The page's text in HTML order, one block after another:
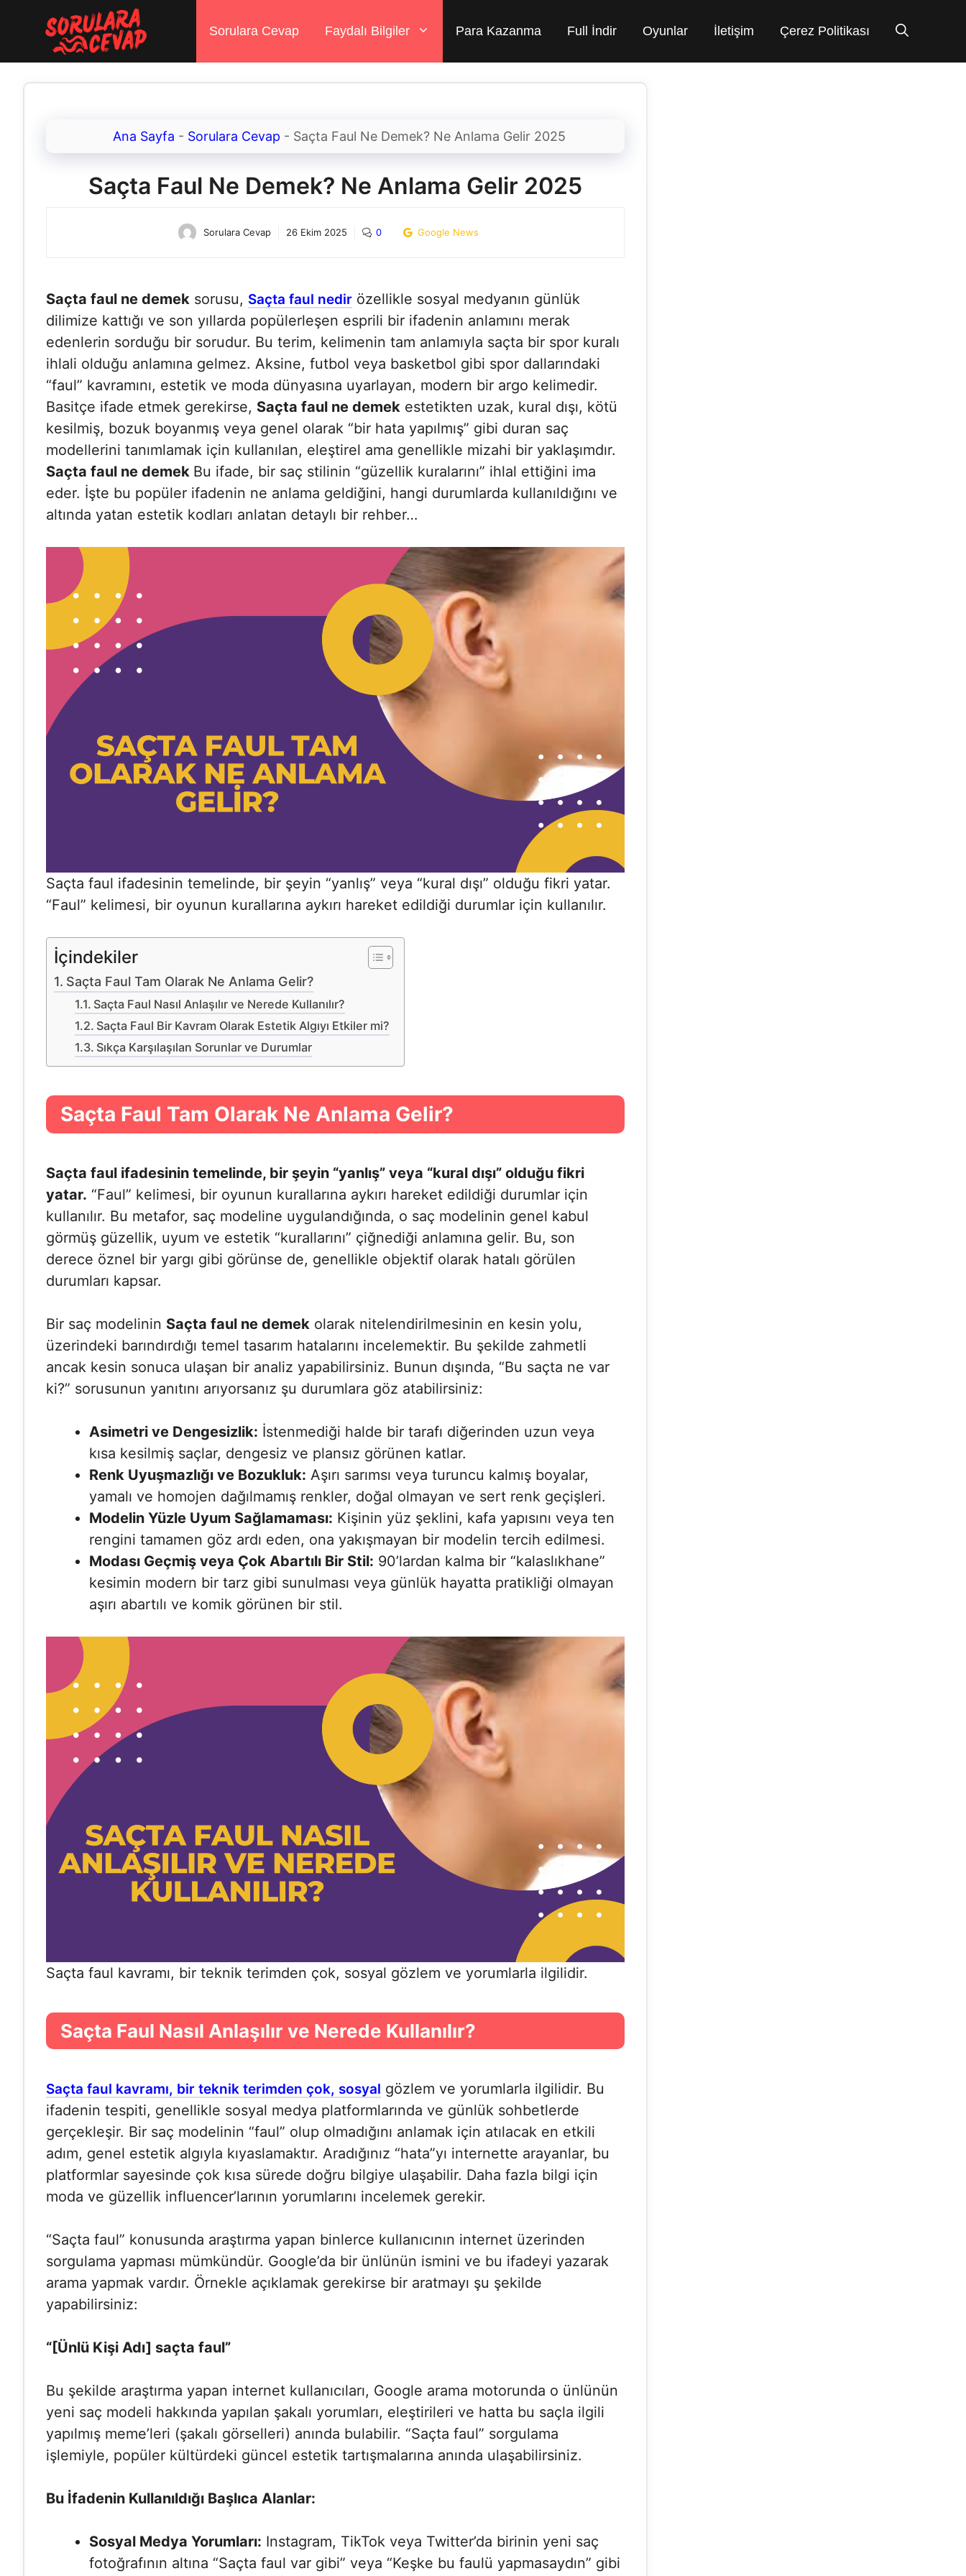
Sorulara Cevap Faydalı Bilgiler Para Kazanma Full İndir Oyunlar İletişim Çerez Politikası
Ana Sayfa - Sorulara Cevap - Saçta Faul Ne Demek? Ne Anlama Gelir 2025
Saçta Faul Ne Demek? Ne Anlama Gelir 2025
Sorulara Cevap 26 Ekim 2025 0 Google News
Saçta faul ne demek sorusu, Saçta faul nedir özellikle sosyal medyanın günlük
dilimize kattığı ve son yıllarda popülerleşen esprili bir ifadenin anlamını merak
edenlerin sorduğu bir sorudur. Bu terim, kelimenin tam anlamıyla saçta bir spor kuralı
ihlali olduğu anlamına gelmez. Aksine, futbol veya basketbol gibi spor dallarındaki
“faul” kavramını, estetik ve moda dünyasına uyarlayan, modern bir argo kelimedir.
Basitçe ifade etmek gerekirse, Saçta faul ne demek estetikten uzak, kural dışı, kötü
kesilmiş, bozuk boyanmış veya genel olarak “bir hata yapılmış” gibi duran saç
modellerini tanımlamak için kullanılan, eleştirel ama genellikle mizahi bir yaklaşımdır.
Saçta faul ne demek Bu ifade, bir saç stilinin “güzellik kuralarını” ihlal ettiğini ima
eder. İşte bu popüler ifadenin ne anlama geldiğini, hangi durumlarda kullanıldığını ve
altında yatan estetik kodları anlatan detaylı bir rehber…
Saçta faul ifadesinin temelinde, bir şeyin “yanlış” veya “kural dışı” olduğu fikri yatar.
“Faul” kelimesi, bir oyunun kurallarına aykırı hareket edildiği durumlar için kullanılır.
İçindekiler
Saçta Faul Tam Olarak Ne Anlama Gelir?
Saçta Faul Nasıl Anlaşılır ve Nerede Kullanılır?
Saçta Faul Bir Kavram Olarak Estetik Algıyı Etkiler mi?
Sıkça Karşılaşılan Sorunlar ve Durumlar
Saçta Faul Tam Olarak Ne Anlama Gelir?
Saçta faul ifadesinin temelinde, bir şeyin “yanlış” veya “kural dışı” olduğu fikri
yatar. “Faul” kelimesi, bir oyunun kurallarına aykırı hareket edildiği durumlar için
kullanılır. Bu metafor, saç modeline uygulandığında, o saç modelinin genel kabul
görmüş güzellik, uyum ve estetik “kurallarını” çiğnediği anlamına gelir. Bu, son
derece öznel bir yargı gibi görünse de, genellikle objektif olarak hatalı görülen
durumları kapsar.
Bir saç modelinin Saçta faul ne demek olarak nitelendirilmesinin en kesin yolu,
üzerindeki barındırdığı temel tasarım hatalarını incelemektir. Bu şekilde zahmetli
ancak kesin sonuca ulaşan bir analiz yapabilirsiniz. Bunun dışında, “Bu saçta ne var
ki?” sorusunun yanıtını arıyorsanız şu durumlara göz atabilirsiniz:
Asimetri ve Dengesizlik: İstenmediği halde bir tarafı diğerinden uzun veya
kısa kesilmiş saçlar, dengesiz ve plansız görünen katlar.
Renk Uyuşmazlığı ve Bozukluk: Aşırı sarımsı veya turuncu kalmış boyalar,
yamalı ve homojen dağılmamış renkler, doğal olmayan ve sert renk geçişleri.
Modelin Yüzle Uyum Sağlamaması: Kişinin yüz şeklini, kafa yapısını veya ten
rengini tamamen göz ardı eden, ona yakışmayan bir modelin tercih edilmesi.
Modası Geçmiş veya Çok Abartılı Bir Stil: 90’lardan kalma bir “kalaslıkhane”
kesimin modern bir tarz gibi sunulması veya günlük hayatta pratikliği olmayan
aşırı abartılı ve komik görünen bir stil.
Saçta faul kavramı, bir teknik terimden çok, sosyal gözlem ve yorumlarla ilgilidir.
Saçta Faul Nasıl Anlaşılır ve Nerede Kullanılır?
Saçta faul kavramı, bir teknik terimden çok, sosyal gözlem ve yorumlarla ilgilidir. Bu
ifadenin tespiti, genellikle sosyal medya platformlarında ve günlük sohbetlerde
gerçekleşir. Bir saç modelinin “faul” olup olmadığını anlamak için atılacak en etkili
adım, genel estetik algıyla kıyaslamaktır. Aradığınız “hata”yı internette arayanlar, bu
platformlar sayesinde çok kısa sürede doğru bilgiye ulaşabilir. Daha fazla bilgi için
moda ve güzellik influencer’larının yorumlarını incelemek gerekir.
“Saçta faul” konusunda araştırma yapan binlerce kullanıcının internet üzerinden
sorgulama yapması mümkündür. Google’da bir ünlünün ismini ve bu ifadeyi yazarak
arama yapmak vardır. Örnekle açıklamak gerekirse bir aratmayı şu şekilde
yapabilirsiniz:
“[Ünlü Kişi Adı] saçta faul”
Bu şekilde araştırma yapan internet kullanıcıları, Google arama motorunda o ünlünün
yeni saç modeli hakkında yapılan şakalı yorumları, eleştirileri ve hatta bu saçla ilgili
yapılmış meme’leri (şakalı görselleri) anında bulabilir. “Saçta faul” sorgulama
işlemiyle, popüler kültürdeki güncel estetik tartışmalarına anında ulaşabilirsiniz.
Bu İfadenin Kullanıldığı Başlıca Alanlar:
Sosyal Medya Yorumları: Instagram, TikTok veya Twitter’da birinin yeni saç
fotoğrafının altına “Saçta faul var gibi” veya “Keşke bu faulü yapmasaydın” gibi